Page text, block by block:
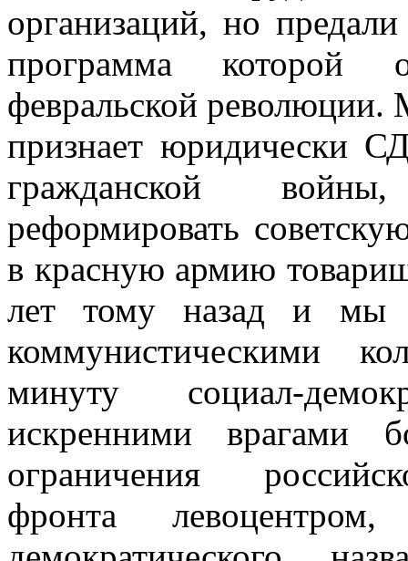
организаций, но
программа которой
февральской
признает юридически
граж­данской
реформировать
в красную армию
лет тому назад и мы
коммунистическими
минуту социал-
искренними врагами
ограничения
фронта